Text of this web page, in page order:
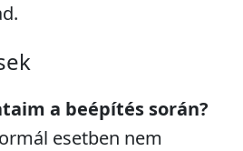
a beépítés során?
esetben nem